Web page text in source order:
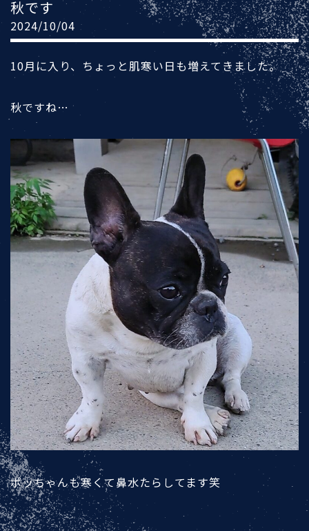
秋です
2024/10/04
10月に入り、ちょっと肌寒い日も増えてきました。
秋ですね…
ポッちゃんも寒くて鼻水たらしてます笑